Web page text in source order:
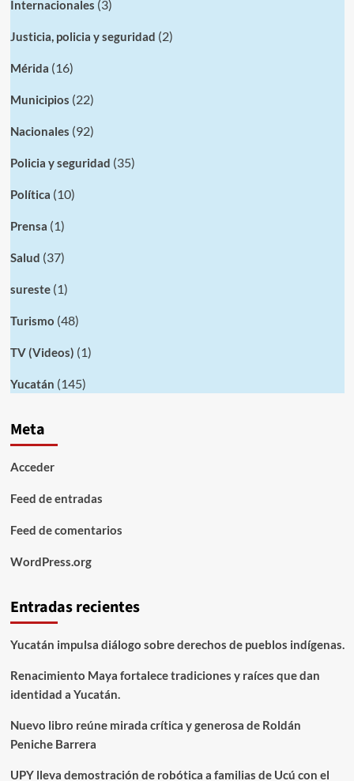
Internacionales (3)
Justicia, policia y seguridad (2)
Mérida (16)
Municipios (22)
Nacionales (92)
Policia y seguridad (35)
Política (10)
Prensa (1)
Salud (37)
sureste(1)
Turismo (48)
TV (Videos) (1)
Yucatán (145)
Meta
Acceder
Feed de entradas
Feed de comentarios
WordPress.org
Entradas recientes
Yucatán impulsa diálogo sobre derechos de pueblos indígenas.
Renacimiento Maya fortalece tradiciones y raíces que dan
identidad a Yucatán.
Nuevo libro reúne mirada crítica y generosa de Roldán
Peniche Barrera
UPY lleva demostración de robótica a familias de Ucú con el